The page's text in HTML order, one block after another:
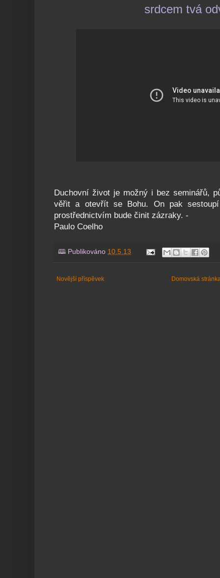
srdcem tvá
Duchovní život je možný i bez seminářů,
věřit a otevřít se Bohu. On pak
prostřednictvím bude činit zázraky. -
Paulo Coelho
🕮 Publikováno 10.5.13
Novější příspěvek Domovská